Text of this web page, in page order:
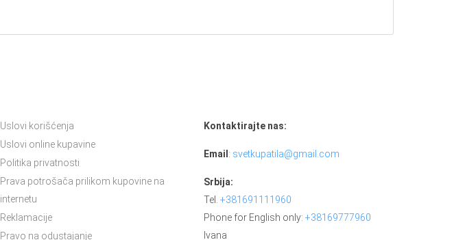
Uslovi korišćenja
Uslovi online kupavine
Politika privatnosti
Prava potrošača prilikom kupovine na
internetu
Reklamacije
Pravo na odustajanje
Kontaktirajte nas:
Email : svetkupatila@gmail.com
Srbija:
Tel. +381691111960
Phone for English only: +38169777960
Ivana